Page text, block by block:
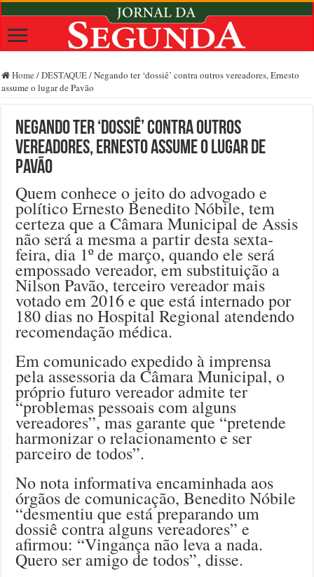
Home /DESTAQUE/Negando ter ‘dossiê’ contra outros vereadores, Ernesto
assume o lugar de Pavão
Negando ter ‘dossiê’ contra outros
vereadores, Ernesto assume o lugar de
Pavão
Quem conhece o jeito do advogado e
político Ernesto Benedito Nóbile, tem
certeza que a Câmara Municipal de Assis
não será a mesma a partir desta sexta-
feira, dia 1º de março, quando ele será
empossado vereador, em substituição a
Nilson Pavão, terceiro vereador mais
votado em 2016 e que está internado por
180 dias no Hospital Regional atendendo
recomendação médica.
Em comunicado expedido à imprensa
pela assessoria da Câmara Municipal, o
próprio futuro vereador admite ter
“problemas pessoais com alguns
vereadores”, mas garante que “pretende
harmonizar o relacionamento e ser
parceiro de todos”.
No nota informativa encaminhada aos
órgãos de comunicação, Benedito Nóbile
“desmentiu que está preparando um
dossiê contra alguns vereadores” e
afirmou: “Vingança não leva a nada.
Quero ser amigo de todos”, disse.